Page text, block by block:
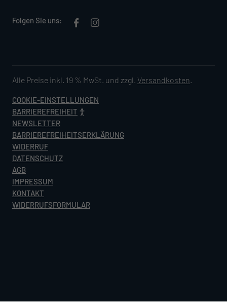
Folgen Sie uns:
Alle Preise inkl. 19 % MwSt. und zzgl. Versandkosten.
COOKIE-EINSTELLUNGEN
BARRIEREFREIHEIT
NEWSLETTER
BARRIEREFREIHEITSERKLÄRUNG
WIDERRUF
DATENSCHUTZ
AGB
IMPRESSUM
KONTAKT
WIDERRUFSFORMULAR